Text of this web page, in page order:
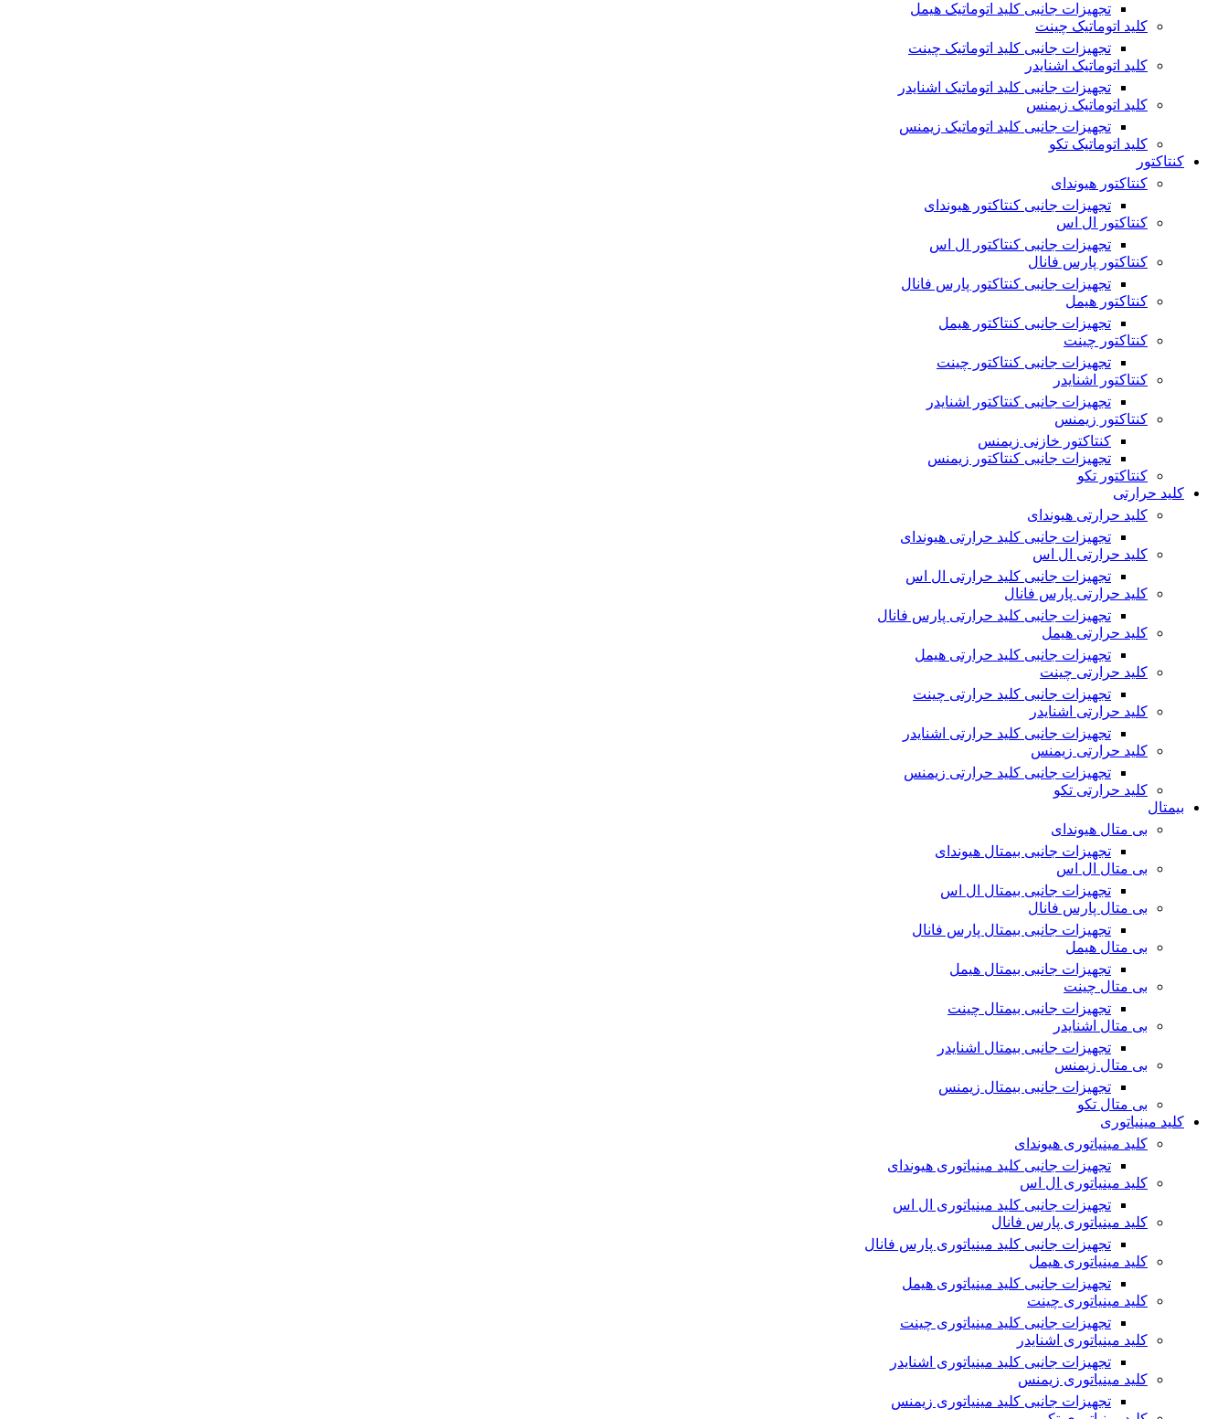
تجهیزات جانبی کلید اتوماتیک هیمل
کلید اتوماتیک چینت
تجهیزات جانبی کلید اتوماتیک چینت
کلید اتوماتیک اشنایدر
تجهیزات جانبی کلید اتوماتیک اشنایدر
کلید اتوماتیک زیمنس
تجهیزات جانبی کلید اتوماتیک زیمنس
کلید اتوماتیک تکو
کنتاکتور
کنتاکتور هیوندای
تجهیزات جانبی کنتاکتور هیوندای
کنتاکتور ال اس
تجهیزات جانبی کنتاکتور ال اس
کنتاکتور پارس فانال
تجهیزات جانبی کنتاکتور پارس فانال
کنتاکتور هیمل
تجهیزات جانبی کنتاکتور هیمل
کنتاکتور چینت
تجهیزات جانبی کنتاکتور چینت
کنتاکتور اشنایدر
تجهیزات جانبی کنتاکتور اشنایدر
کنتاکتور زیمنس
کنتاکتور خازنی زیمنس
تجهیزات جانبی کنتاکتور زیمنس
کنتاکتور تکو
کلید حرارتی
کلید حرارتی هیوندای
تجهیزات جانبی کلید حرارتی هیوندای
کلید حرارتی ال اس
تجهیزات جانبی کلید حرارتی ال اس
کلید حرارتی پارس فانال
تجهیزات جانبی کلید حرارتی پارس فانال
کلید حرارتی هیمل
تجهیزات جانبی کلید حرارتی هیمل
کلید حرارتی چینت
تجهیزات جانبی کلید حرارتی چینت
کلید حرارتی اشنایدر
تجهیزات جانبی کلید حرارتی اشنایدر
کلید حرارتی زیمنس
تجهیزات جانبی کلید حرارتی زیمنس
کلید حرارتی تکو
بیمتال
بی متال هیوندای
تجهیزات جانبی بیمتال هیوندای
بی متال ال اس
تجهیزات جانبی بیمتال ال اس
بی متال پارس فانال
تجهیزات جانبی بیمتال پارس فانال
بی متال هیمل
تجهیزات جانبی بیمتال هیمل
بی متال چینت
تجهیزات جانبی بیمتال چینت
بی متال اشنایدر
تجهیزات جانبی بیمتال اشنایدر
بی متال زیمنس
تجهیزات جانبی بیمتال زیمنس
بی متال تکو
کلید مینیاتوری
کلید مینیاتوری هیوندای
تجهیزات جانبی کلید مینیاتوری هیوندای
کلید مینیاتوری ال اس
تجهیزات جانبی کلید مینیاتوری ال اس
کلید مینیاتوری پارس فانال
تجهیزات جانبی کلید مینیاتوری پارس فانال
کلید مینیاتوری هیمل
تجهیزات جانبی کلید مینیاتوری هیمل
کلید مینیاتوری چینت
تجهیزات جانبی کلید مینیاتوری چینت
کلید مینیاتوری اشنایدر
تجهیزات جانبی کلید مینیاتوری اشنایدر
کلید مینیاتوری زیمنس
تجهیزات جانبی کلید مینیاتوری زیمنس